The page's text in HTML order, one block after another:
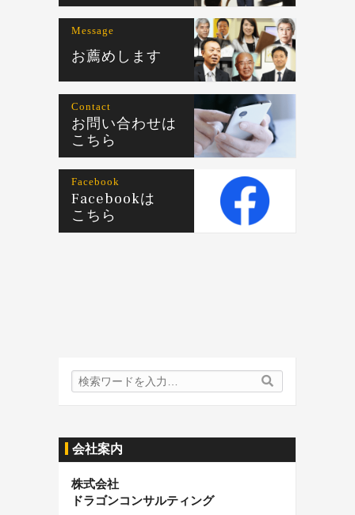
Message
お薦めします
Contact
お問い合わせは
こちら
Facebook
Facebookは
こちら
検
索
会社案内
株式会社
ドラゴンコンサルティング